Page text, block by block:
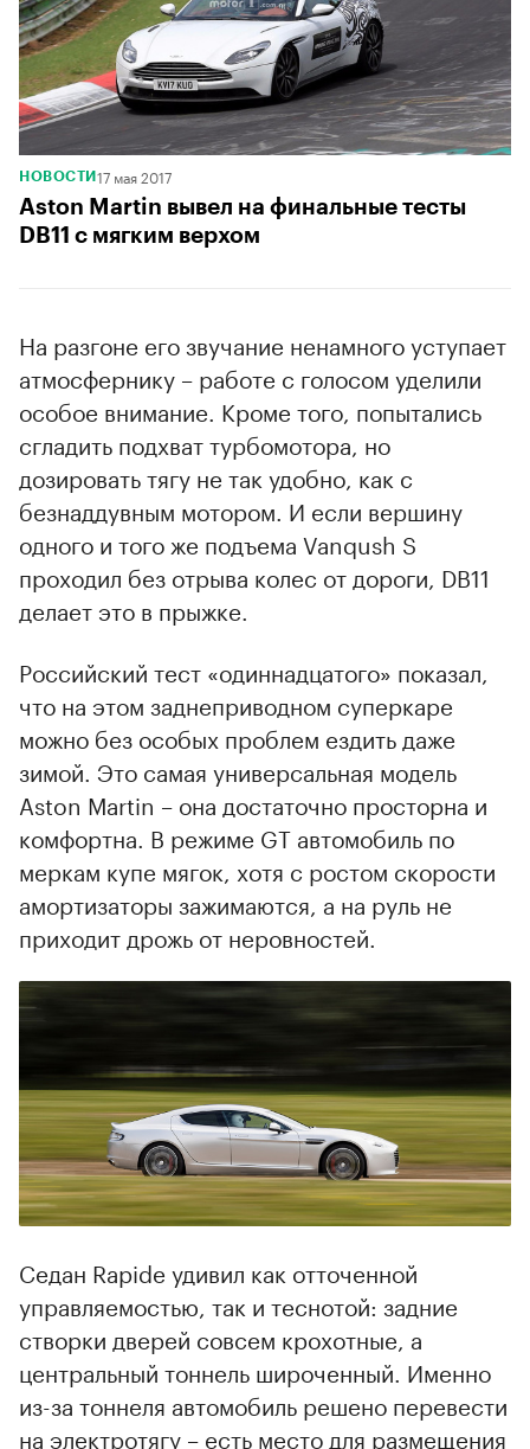
НОВОСТИ 17 мая 2017
Aston Martin вывел на финальные тесты
DB11 c мягким верхом
На разгоне его звучание ненамного уступает
атмосфернику – работе с голосом уделили
особое внимание. Кроме того, попытались
сгладить подхват турбомотора, но
дозировать тягу не так удобно, как с
безнаддувным мотором. И если вершину
одного и того же подъема Vanqush S
проходил без отрыва колес от дороги, DB11
делает это в прыжке.
Российский тест «одиннадцатого» показал,
что на этом заднеприводном суперкаре
можно без особых проблем ездить даже
зимой. Это самая универсальная модель
Aston Martin – она достаточно просторна и
комфортна. В режиме GT автомобиль по
меркам купе мягок, хотя с ростом скорости
амортизаторы зажимаются, а на руль не
приходит дрожь от неровностей.
Седан Rapide удивил как отточенной
управляемостью, так и теснотой: задние
створки дверей совсем крохотные, а
центральный тоннель широченный. Именно
из-за тоннеля автомобиль решено перевести
на электротягу – есть место для размещения